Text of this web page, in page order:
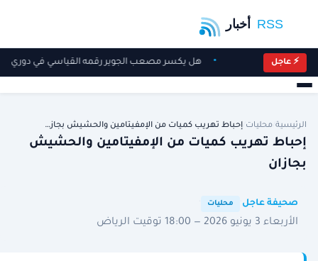
⚡ عاجل هل يكسر مصعب الجوير رقمه القياسي في دوري
الرئيسية محليات إحباط تهريب كميات من الإمفيتامين والحشيش بجاز…
إحباط تهريب كميات من الإمفيتامين والحشيش
بجازان
صحيفة عاجل محليات
الأربعاء 3 يونيو 2026 — 18:00 توقيت الرياض